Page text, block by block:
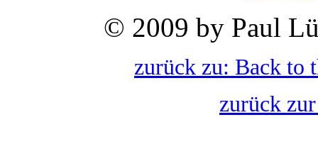
© 2009 by Paul
zurück zu: Back to
zurück